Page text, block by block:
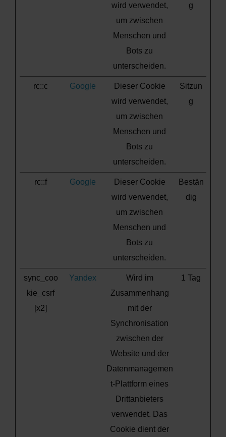
wird verwendet,
um zwischen
Menschen und
Bots zu
unterscheiden.
g
rc::c Google
Dieser Cookie
wird verwendet,
um zwischen
Menschen und
Bots zu
unterscheiden.
Sitzun
g
rc::f Google
Dieser Cookie
wird verwendet,
um zwischen
Menschen und
Bots zu
unterscheiden.
Bestän
dig
sync_coo
kie_csrf
[x2]
Yandex
Wird im
Zusammenhang
mit der
Synchronisation
zwischen der
Website und der
Datenmanagemen
t-Plattform eines
Drittanbieters
verwendet. Das
Cookie dient der
1 Tag